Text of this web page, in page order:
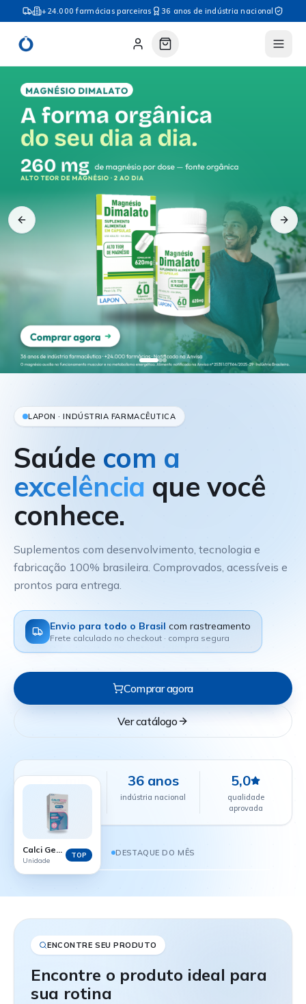
+24.000 farmácias parceiras 36 anos de indústria nacional
LAPON · INDÚSTRIA FARMACÊUTICA
Saúde com a
excelência que você
conhece.
Suplementos com desenvolvimento, tecnologia e
fabricação 100% brasileira. Comprovados, acessíveis e
prontos para entrega.
Envio para todo o Brasil com rastreamento
Frete calculado no checkout · compra segura
Comprar agora
Ver catálogo
+24 mil
farmácias
parceiras
36 anos
indústria nacional
5,0
qualidade
aprovada
DESTAQUE DO MÊS
Calci Gest - 60 comprimidos
Unidade
TOP
ENCONTRE SEU PRODUTO
Encontre o produto ideal para
sua rotina